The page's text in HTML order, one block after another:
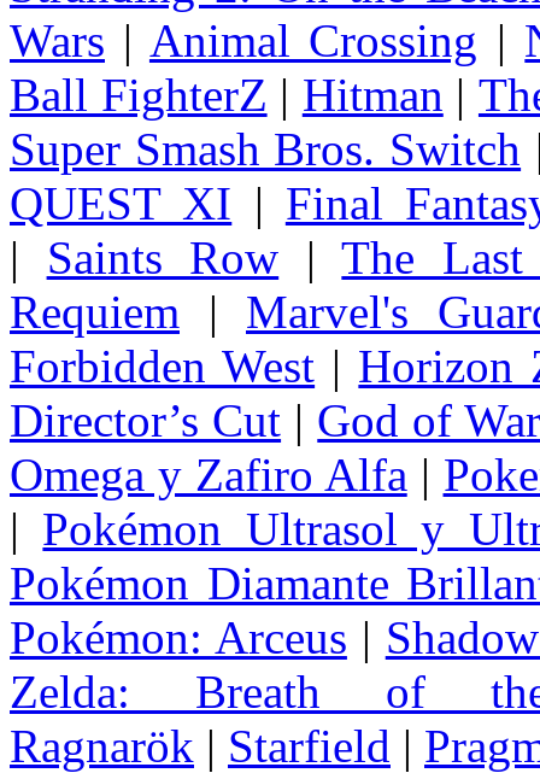
Wars | Animal Crossing |
Ball FighterZ | Hitman |
Super Smash Bros. Switch
QUEST XI | Final
| Saints Row |The
Requiem | Marvel's
Forbidden West | Horizon
Director’s Cut | God of
Omega y Zafiro Alfa |
| Pokémon Ultrasol y
Pokémon Diamante
Pokémon: Arceus |
Zelda: Breath of
Ragnarök | Starfield |